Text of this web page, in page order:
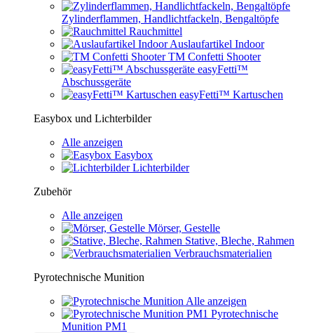
Zylinderflammen, Handlichtfackeln, Bengaltöpfe
Rauchmittel
Auslaufartikel Indoor
TM Confetti Shooter
easyFetti™
Abschussgeräte
easyFetti™ Kartuschen
Easybox und Lichterbilder
Alle anzeigen
Easybox
Lichterbilder
Zubehör
Alle anzeigen
Mörser, Gestelle
Stative, Bleche, Rahmen
Verbrauchsmaterialien
Pyrotechnische Munition
Alle anzeigen
Pyrotechnische
Munition PM1